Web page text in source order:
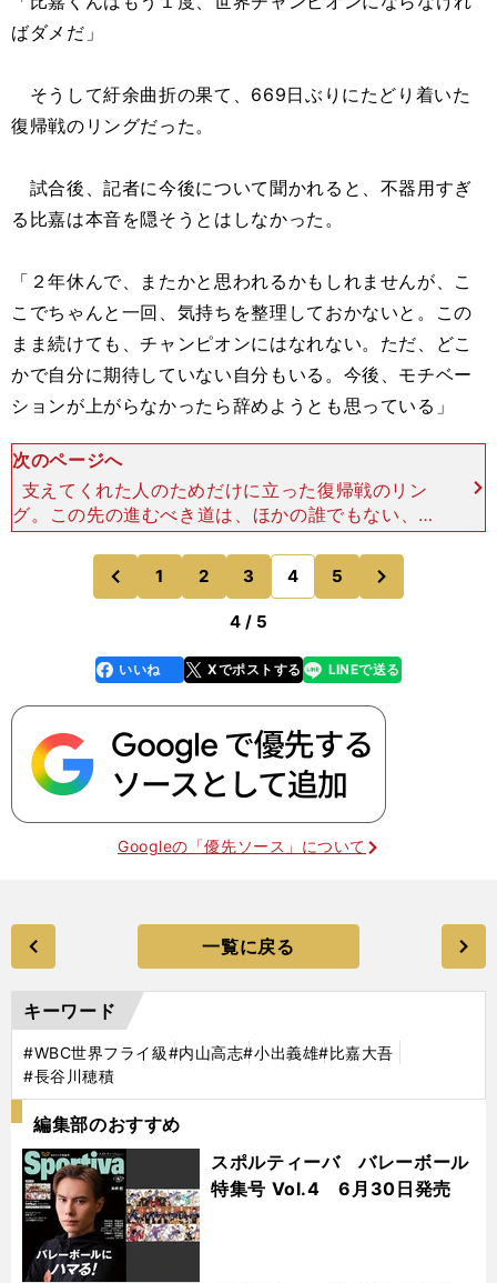
ばダメだ」
そうして紆余曲折の果て、669日ぶりにたどり着いた
復帰戦のリングだった。
試合後、記者に今後について聞かれると、不器用すぎ
る比嘉は本音を隠そうとはしなかった。
「２年休んで、またかと思われるかもしれませんが、こ
こでちゃんと一回、気持ちを整理しておかないと。この
まま続けても、チャンピオンにはなれない。ただ、どこ
かで自分に期待していない自分もいる。今後、モチベー
ションが上がらなかったら辞めようとも思っている」
次のページへ
支えてくれた人のためだけに立った復帰戦のリン
グ。この先の進むべき道は、ほかの誰でもない、比
嘉自身が決めるしかない。だが、どんな道を選ぼう
と、君は君で君だ。 それでも、後楽園ホールだけ
ではない、ハードパ
前
のページへ
1 2 3 4 5
のページへ
4 / 5
faceboo
k
いいね Xでポストする
line LINEで送る
Googleの「優先ソース」について
一覧に戻る
キーワード
#WBC世界フライ級#内山高志#小出義雄#比嘉大吾
#長谷川穂積
編集部のおすすめ
スポルティーバ バレーボール
特集号 Vol.4 6月30日発売